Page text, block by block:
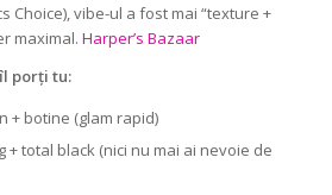
Choice), vibe-ul a fost mai “texture +
maximal. Harper’s Bazaar
porți tu:
+ botine (glam rapid)
total black (nici nu mai ai nevoie de